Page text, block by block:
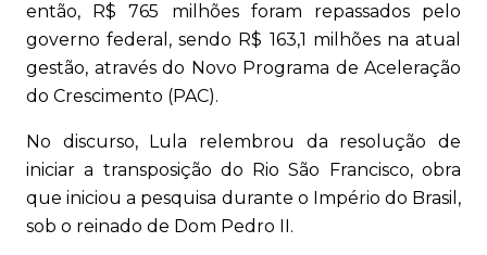
então, R$ 765 milhões foram repassados pelo
governo federal, sendo R$ 163,1 milhões na atual
gestão, através do Novo Programa de Aceleração
do Crescimento (PAC).
No discurso, Lula relembrou da resolução de
iniciar a transposição do Rio São Francisco, obra
que iniciou a pesquisa durante o Império do Brasil,
sob o reinado de Dom Pedro II.